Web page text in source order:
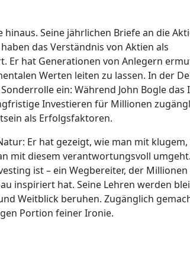
Seine jährlichen Briefe an die
das Verständnis von Aktien als
Er hat Generationen von Anlegern
Werten leiten zu lassen. In der
ein: Während John Bogle das
Investieren für Millionen
als Erfolgsfaktoren.
Er hat gezeigt, wie man mit
mit diesem verantwortungsvoll
ist – ein Wegbereiter, der
inspiriert hat. Seine Lehren werden
Weitblick beruhen. Zugänglich
Portion feiner Ironie.